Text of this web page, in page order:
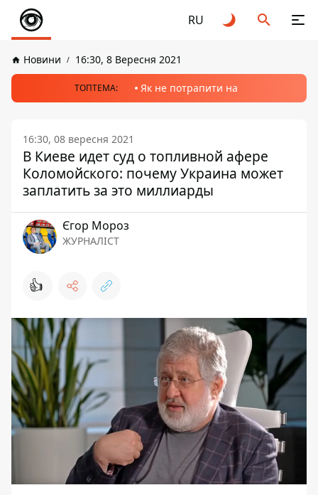
RU
Новини 16:30, 8 Вересня 2021
ТОПТЕМА: Як не потрапити на
16:30, 08 вересня 2021
В Киеве идет суд о топливной афере
Коломойского: почему Украина может
заплатить за это миллиарды
Єгор Мороз
ЖУРНАЛІСТ
👍